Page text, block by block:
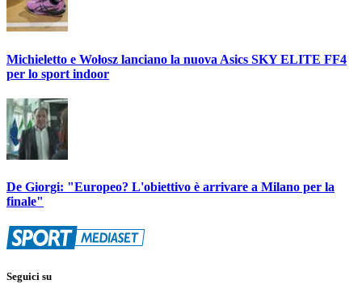
Michieletto e Wołosz lanciano la nuova Asics SKY ELITE FF4
per lo sport indoor
De Giorgi: "Europeo? L'obiettivo è arrivare a Milano per la
finale"
Seguici su